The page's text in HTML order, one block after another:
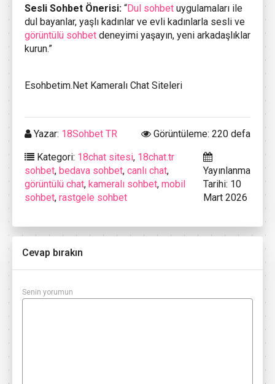
Sesli Sohbet Önerisi: “Dul sohbet uygulamaları ile
dul bayanlar, yaşlı kadınlar ve evli kadınlarla sesli ve
görüntülü sohbet deneyimi yaşayın, yeni arkadaşlıklar
kurun.”
Esohbetim.Net Kameralı Chat Siteleri
Yazar: 18Sohbet TR
Görüntüleme: 220 defa
Kategori: 18chat sitesi, 18chat.tr
sohbet, bedava sohbet, canlı chat,
görüntülü chat, kameralı sohbet, mobil
sohbet, rastgele sohbet
Yayınlanma
Tarihi: 10
Mart 2026
Cevap bırakın
Senin yorumun